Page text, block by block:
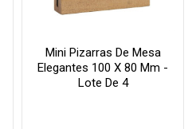
Mini Pizarras De Mesa
Elegantes 100 X 80 Mm -
Lote De 4